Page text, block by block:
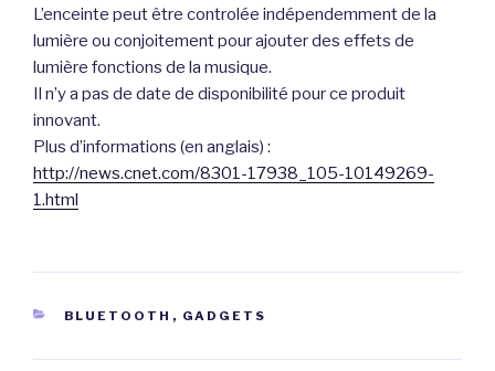
L’enceinte peut être controlée indépendemment de la
lumière ou conjoitement pour ajouter des effets de
lumière fonctions de la musique.
Il n’y a pas de date de disponibilité pour ce produit
innovant.
Plus d’informations (en anglais) :
http://news.cnet.com/8301-17938_105-10149269-
1.html
CATÉGORIES
BLUETOOTH , GADGETS